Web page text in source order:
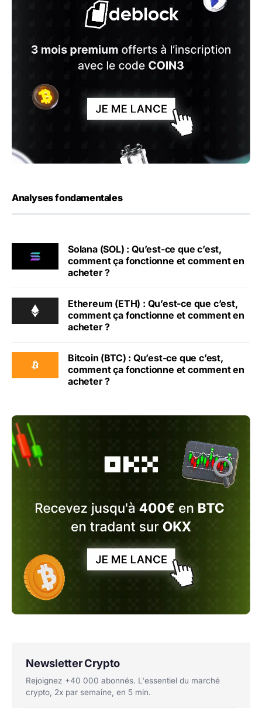
Analyses fondamentales
Solana (SOL) : Qu’est-ce que c’est,
comment ça fonctionne et comment en
acheter ?
Ethereum (ETH) : Qu’est-ce que c’est,
comment ça fonctionne et comment en
acheter ?
Bitcoin (BTC) : Qu’est-ce que c’est,
comment ça fonctionne et comment en
acheter ?
Newsletter Crypto
Rejoignez +40 000 abonnés. L'essentiel du marché
crypto, 2x par semaine, en 5 min.